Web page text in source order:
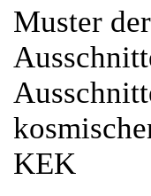
Muster
KEK